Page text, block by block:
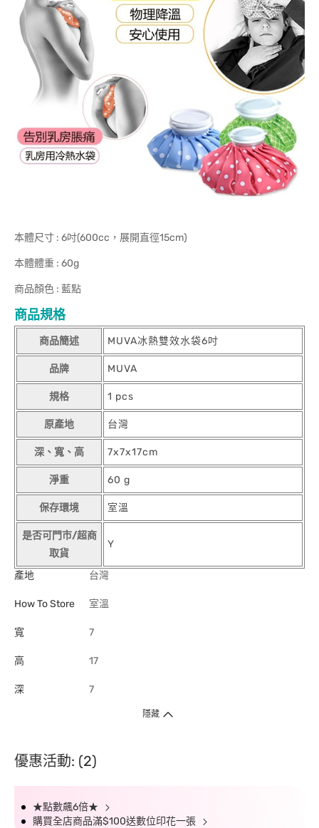
本體尺寸 : 6吋(600cc，展開直徑15cm)
本體體重 : 60g
商品顏色 : 藍點
商品規格
商品簡述 MUVA冰熱雙效水袋6吋
品牌 MUVA
規格 1 pcs
原產地 台灣
深、寬、高 7x7x17cm
淨重 60 g
保存環境 室溫
是否可門市/超商
取貨
Y
產地 台灣
How To Store 室溫
寬 7
高 17
深 7
隱藏
優惠活動: (2)
★點數飆6倍★
購買全店商品滿$100送數位印花一張